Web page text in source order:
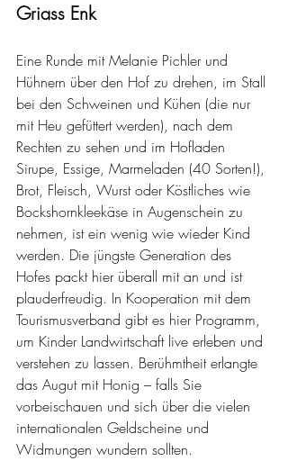
Griass Enk
Eine Runde mit Melanie Pichler und
Hühnern über den Hof zu drehen, im Stall
bei den Schweinen und Kühen (die nur
mit Heu gefüttert werden), nach dem
Rechten zu sehen und im Hofladen
Sirupe, Essige, Marmeladen (40 Sorten!),
Brot, Fleisch, Wurst oder Köstliches wie
Bockshornkleekäse in Augenschein zu
nehmen, ist ein wenig wie wieder Kind
werden. Die jüngste Generation des
Hofes packt hier überall mit an und ist
plauderfreudig. In Kooperation mit dem
Tourismusverband gibt es hier Programm,
um Kinder Landwirtschaft live erleben und
verstehen zu lassen. Berühmtheit erlangte
das Augut mit Honig – falls Sie
vorbeischauen und sich über die vielen
internationalen Geldscheine und
Widmungen wundern sollten.